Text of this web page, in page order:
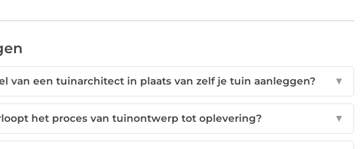
van een tuinarchitect in plaats van zelf je tuin aanleggen? ▼
het proces van tuinontwerp tot oplevering? ▼